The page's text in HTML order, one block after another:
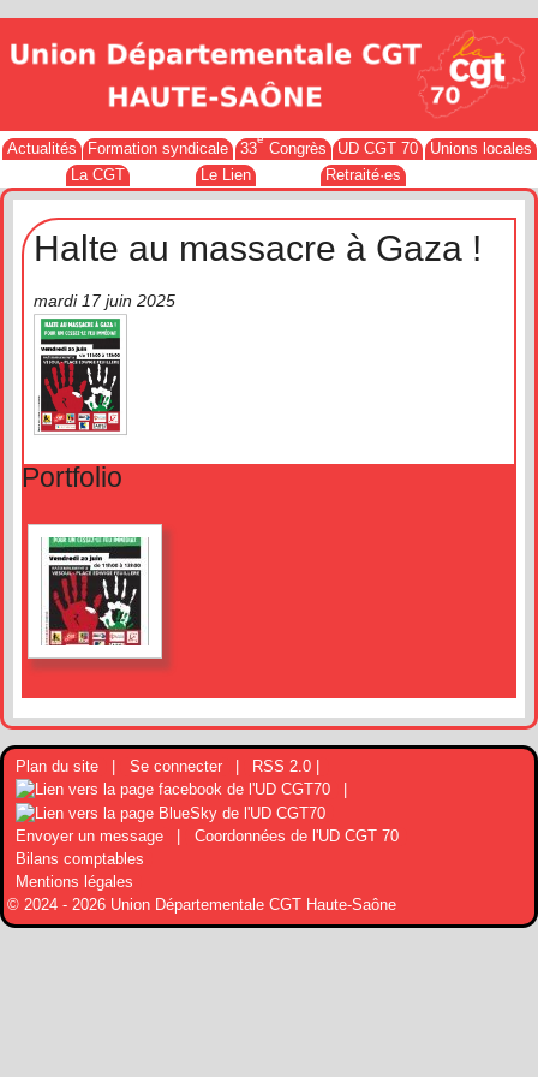
Actualités Formation syndicale 33
e
Congrès UD CGT 70
Unions locales
La CGT
Le Lien Retraité·es
Halte au massacre à Gaza !
mardi 17 juin 2025
Portfolio
Plan du site Se connecter
RSS 2.0 |
Envoyer un message
Coordonnées de l'UD CGT 70
Bilans comptables
Mentions légales
© 2024 - 2026 Union Départementale CGT Haute-Saône